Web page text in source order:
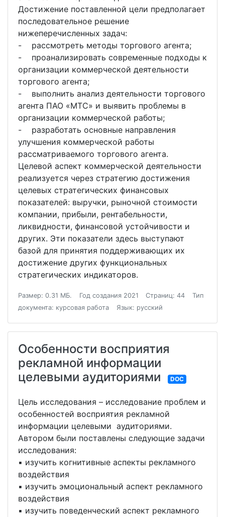
Достижение поставленной цели предполагает
последовательное решение
нижеперечисленных задач:
- рассмотреть методы торгового агента;
- проанализировать современные подходы к
организации коммерческой деятельности
торгового агента;
- выполнить анализ деятельности торгового
агента ПАО «МТС» и выявить проблемы в
организации коммерческой работы;
- разработать основные направления
улучшения коммерческой работы
рассматриваемого торгового агента.
Целевой аспект коммерческой деятельности
реализуется через стратегию достижения
целевых стратегических финансовых
показателей: выручки, рыночной стоимости
компании, прибыли, рентабельности,
ликвидности, финансовой устойчивости и
других. Эти показатели здесь выступают
базой для принятия поддерживающих их
достижение других функциональных
стратегических индикаторов.
Размер: 0.31 МБ. Год создания 2021 Страниц: 44
Тип
документа: курсовая работа
Язык: русский
Особенности восприятия
рекламной информации
целевыми аудиториями
DOC
Цель исследования – исследование проблем и
особенностей восприятия рекламной
информации целевыми аудиториями.
Автором были поставлены следующие задачи
исследования:
▪ изучить когнитивные аспекты рекламного
воздействия
▪ изучить эмоциональный аспект рекламного
воздействия
▪ изучить поведенческий аспект рекламного